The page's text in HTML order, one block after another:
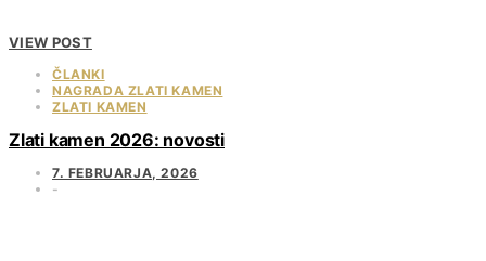
VIEW POST
ČLANKI
NAGRADA ZLATI KAMEN
ZLATI KAMEN
Zlati kamen 2026: novosti
7. FEBRUARJA, 2026